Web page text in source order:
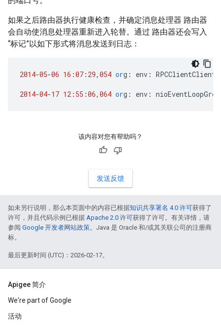
如果之后路由器执行健康检查，并确定消息处理器 路由器
会自动使消息处理器重新进入轮替。通过 路由器还会写入
“标记”以如下形式将消息发送到日志：
2014-05-06 16 :07 : 29, 054 org : env :
2014-04-17 12 : 55 :06, 064 org : env :
该内容对您有帮助吗？
发送反馈
如未另行说明，那么本页面中的内容已根据知识共享署名 4.0 许可获得了
许可，并且代码示例已根据 Apache 2.0 许可获得了许可。有关详情，请
参阅 Google 开发者网站政策。Java 是 Oracle 和/或其关联公司的注册商
标。
最后更新时间 (UTC)：2026-02-17。
Apigee 简介
We're part of Google
活动